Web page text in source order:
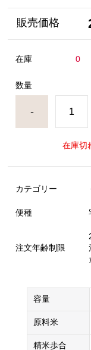
販売価格
在庫 0
数量
-
在庫切
カテゴリー
便種
注文年齢制限
容量
原料米
精米歩合